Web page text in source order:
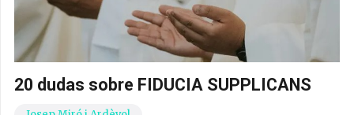
20 dudas sobre FIDUCIA SUPPLICANS